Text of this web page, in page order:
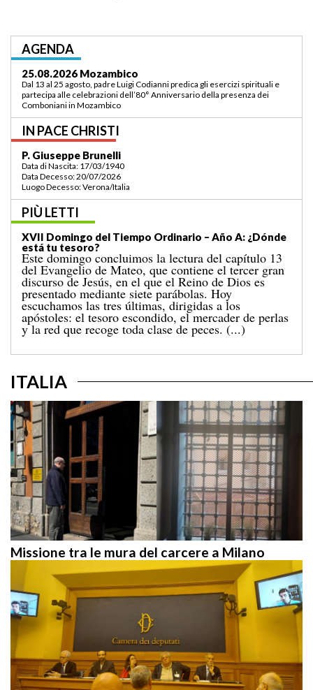
AGENDA
03.09.2026 Lomé/Togo
Padre Luigi Codianni e padre Elias Sindjalim partecipano dal 26 agosto al 3
settembre all’incontro della commissione ASCAF sulla riorganizzazione
della regione a Lomé/Togo
IN PACE CHRISTI
P. Bruno Bordonali
Data di Nascita: 01/07/1942
Data Decesso: 13/07/2026
Luogo Decesso: Verona /Italia
PIÙ LETTI
XIX Domingo del Tiempo Ordinario (ciclo A):
«¡Mándame ir hacia ti!»
El Evangelio del domingo pasado nos narraba el
milagro de la multiplicación de los panes para una
gran multitud, en un lugar desierto, que concluyó
con la recogida de doce canastos llenos de sobras. A
aquel acontecimiento le sigue el conocido episodio
de hoy, en el que Jesús camina sobre el mar. [...]
Missione tra le mura del carcere a Milano